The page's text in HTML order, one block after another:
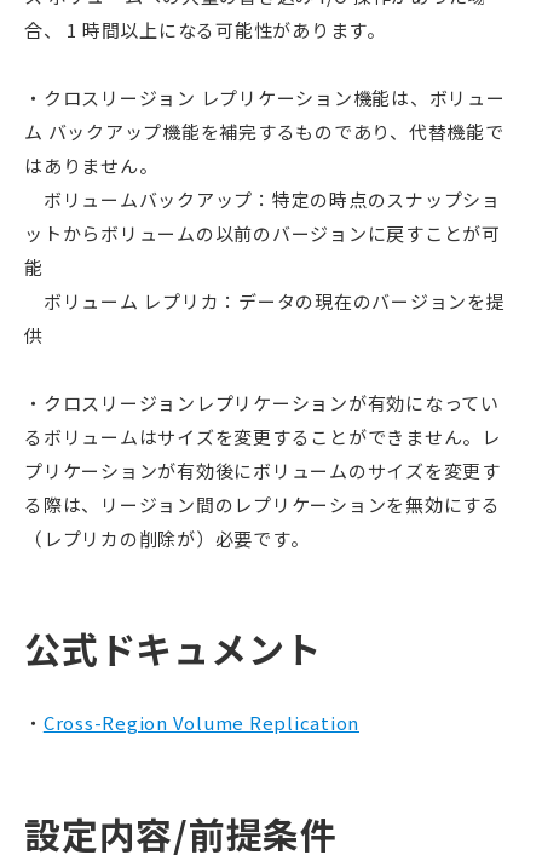
合、 1 時間以上になる可能性があります。
・クロスリージョン レプリケーション機能は、ボリュー
ム バックアップ機能を補完するものであり、代替機能で
はありません。
ボリュームバックアップ：特定の時点のスナップショ
ットからボリュームの以前のバージョンに戻すことが可
能
ボリューム レプリカ：データの現在のバージョンを提
供
・クロスリージョンレプリケーションが有効になってい
るボリュームはサイズを変更することができません。レ
プリケーションが有効後にボリュームのサイズを変更す
る際は、リージョン間のレプリケーションを無効にする
（レプリカの削除が）必要です。
公式ドキュメント
Cross-Region Volume Replication
設定内容/前提条件